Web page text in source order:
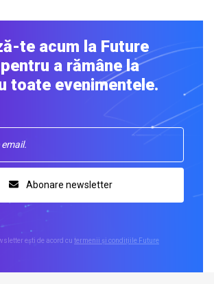
te acum la Future
a rămâne la
toate evenimentele.
Abonare newsletter
ești de acord cu termenii și condițiile Future